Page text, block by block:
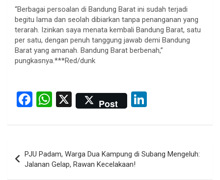
“Berbagai persoalan di Bandung Barat ini sudah terjadi
begitu lama dan seolah dibiarkan tanpa penanganan yang
terarah. Izinkan saya menata kembali Bandung Barat, satu
per satu, dengan penuh tanggung jawab demi Bandung
Barat yang amanah. Bandung Barat berbenah,”
pungkasnya.***Red/dunk
F
ce
b
o
W
at
A
X Post
ke
dI
n
navigation
PJU Padam, Warga Dua Kampung di Subang Mengeluh:
Jalanan Gelap, Rawan Kecelakaan!